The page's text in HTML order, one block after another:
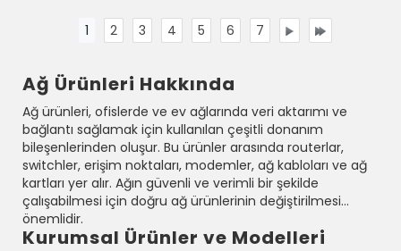
1 2 3 4 5 6 7
Ağ Ürünleri Hakkında
Ağ ürünleri, ofislerde ve ev ağlarında veri aktarımı ve
bağlantı sağlamak için kullanılan çeşitli donanım
bileşenlerinden oluşur. Bu ürünler arasında routerlar,
switchler, erişim noktaları, modemler, ağ kabloları ve ağ
kartları yer alır. Ağın güvenli ve verimli bir şekilde
çalışabilmesi için doğru ağ ürünlerinin değiştirilmesi
önemlidir.
Kurumsal Ürünler ve Modelleri